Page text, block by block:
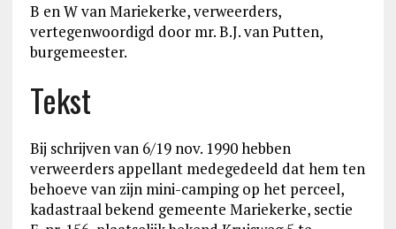
B en W van Mariekerke, verweerders,
vertegenwoordigd door mr. B.J. van Putten,
burgemeester.
Tekst
Bij schrijven van 6/19 nov. 1990 hebben
verweerders appellant medegedeeld dat hem ten
behoeve van zijn mini-camping op het perceel,
kadastraal bekend gemeente Mariekerke, sectie